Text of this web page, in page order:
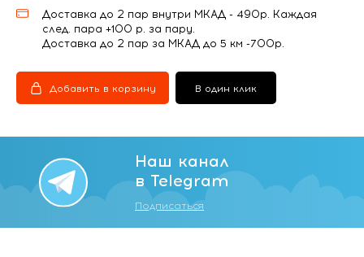
Доставка до 2 пар внутри МКАД - 490р. Каждая
след. пара +100 р. за пару.
Доставка до 2 пар за МКАД до 5 км -700р.
Добавить в корзину В один клик
Наш канал
в Telegram
Подписаться